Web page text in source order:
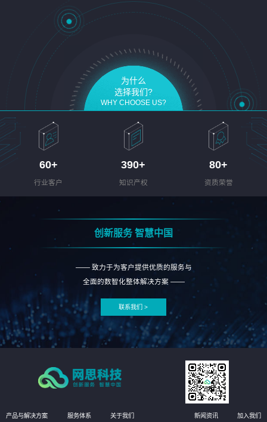
为什么
选择我们?
WHY CHOOSE US?
60+
行业客户
390+
知识产权
80+
资质荣誉
创新服务 智慧中国
—— 致力于为客户提供优质的服务与
全面的数智化整体解决方案 ——
联系我们 >
产品与解决方案 服务体系 关于我们 新闻资讯 加入我们